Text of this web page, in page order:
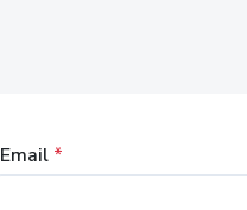
Email *